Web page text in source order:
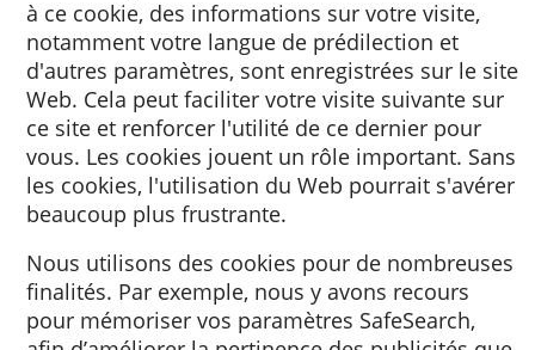
Un cookie est un petit fichier texte envoyé à
votre navigateur via le site Web consulté.
à ce cookie, des informations sur votre
notamment votre langue de prédilection et
d'autres paramètres, sont enregistrées sur
Web. Cela peut faciliter votre visite
ce site et renforcer l'utilité de ce dernier
vous. Les cookies jouent un rôle important.
les cookies, l'utilisation du Web pourrait
beaucoup plus frustrante.